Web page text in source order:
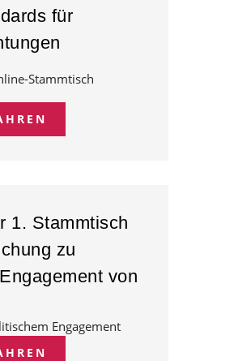
für
Stammtisch
1. Stammtisch
zu
von
Engagement